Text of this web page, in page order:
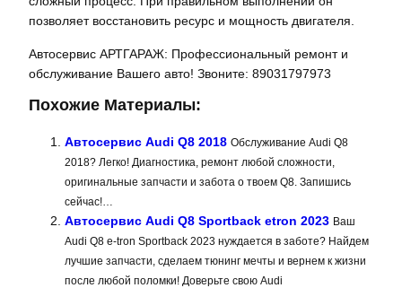
позволяет восстановить ресурс и мощность двигателя.
Автосервис АРТГАРАЖ: Профессиональный ремонт и
обслуживание Вашего авто! Звоните: 89031797973
Похожие Материалы:
Автосервис Audi Q8 2018 Обслуживание Audi Q8
2018? Легко! Диагностика, ремонт любой сложности,
оригинальные запчасти и забота о твоем Q8. Запишись
сейчас!…
Автосервис Audi Q8 Sportback etron 2023 Ваш
Audi Q8 e-tron Sportback 2023 нуждается в заботе? Найдем
лучшие запчасти, сделаем тюнинг мечты и вернем к жизни
после любой поломки! Доверьте свою Audi